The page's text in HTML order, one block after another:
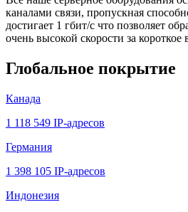
каналами связи, пропускная
достигает 1 гбит/с что позволяет
очень высокой скорости за короткое
Глобальное покрытие
Канада
1 118 549 IP-адресов
Германия
1 398 105 IP-адресов
Индонезия